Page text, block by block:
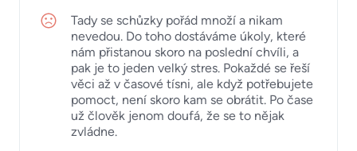
Tady se schůzky pořád množí a nikam
nevedou. Do toho dostáváme úkoly, které
nám přistanou skoro na poslední chvíli, a
pak je to jeden velký stres. Pokaždé se řeší
věci až v časové tísni, ale když potřebujete
pomoct, není skoro kam se obrátit. Po čase
už člověk jenom doufá, že se to nějak
zvládne.